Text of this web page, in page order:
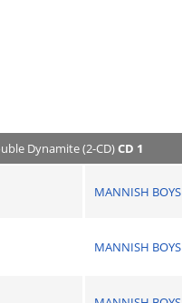
Dynamite (2-CD)CD 1
MANNISH BOYS
MANNISH BOYS